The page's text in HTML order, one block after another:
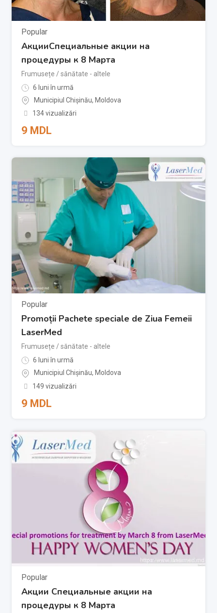
Popular
АкцииСпециальные акции на
процедуры к 8 Марта
Frumusețe / sănătate - altele
6 luni în urmă
Municipiul Chișinău, Moldova
134 vizualizări
9 MDL
Popular
Promoții Pachete speciale de Ziua Femeii
LaserMed
Frumusețe / sănătate - altele
6 luni în urmă
Municipiul Chișinău, Moldova
149 vizualizări
9 MDL
Popular
Акции Специальные акции на
процедуры к 8 Марта